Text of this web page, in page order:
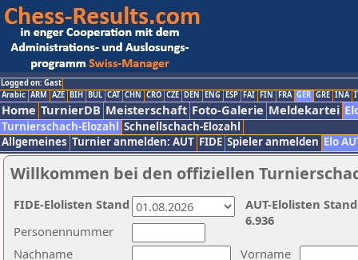
Logged on: Gast
Arabic ARM AZE BIH BUL CAT CHN CRO CZE DEN ENG ESP FAI FIN FRA GER GRE INA
Home TurnierDB Meisterschaft Foto-Galerie Meldekartei
Turnierschach-Elozahl Schnellschach-Elozahl
Allgemeines Turnier anmelden: AUT FIDE Spieler anmelden Elo
Willkommen bei den offiziellen
Nachname
Vorname
Personennummer
AUT-Elolisten
6.936
FIDE-Elolisten Stand